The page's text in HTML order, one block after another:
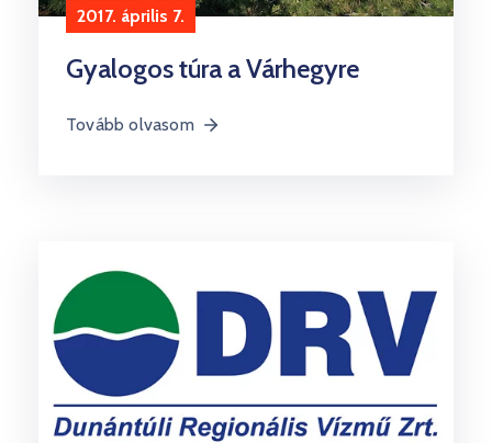
2017. április 7.
Gyalogos túra a Várhegyre
Tovább olvasom